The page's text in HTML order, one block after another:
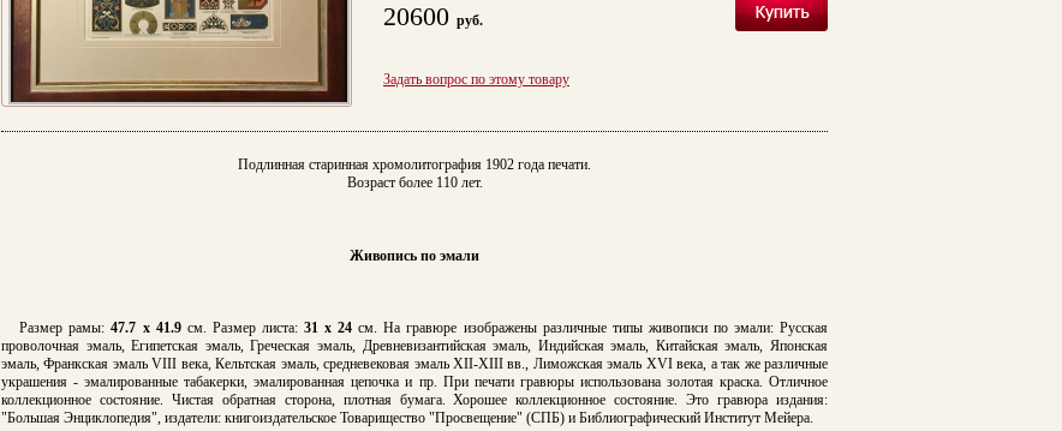
20600 руб.
Задать вопрос по этому товару
Подлинная старинная хромолитография 1902 года печати.
Возраст более 110 лет.
Живопись по эмали
Размер рамы:47.7 x 41.9см. Размер листа: 31 х 24 см.На гравюре изображены различные типы живописи по эмали: Русская
проволочная эмаль, Египетская эмаль, Греческая эмаль, Древневизантийская эмаль, Индийская эмаль, Китайская эмаль, Японская
эмаль, Франкская эмаль VIII века, Кельтская эмаль, средневековая эмаль XII-XIII вв., Лиможская эмаль XVI века, а так же различные
украшения - эмалированные табакерки, эмалированная цепочка и пр. При печати гравюры использована золотая краска. Отличное
коллекционное состояние. Чистая обратная сторона, плотная бумага. Хорошее коллекционное состояние. Это гравюра издания:
"Большая Энциклопедия", издатели: книгоиздательское Товарищество "Просвещение" (СПБ) и Библиографический Институт Мейера.